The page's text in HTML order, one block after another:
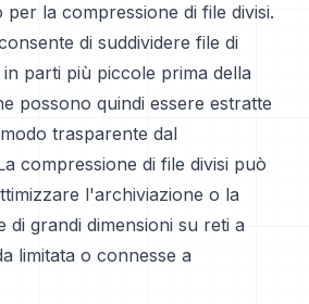
per la compressione di file divisi.
di suddividere file di
parti più piccole prima della
possono quindi essere estratte
trasparente dal
compressione di file divisi può
l'archiviazione o la
di grandi dimensioni su reti a
limitata o connesse a